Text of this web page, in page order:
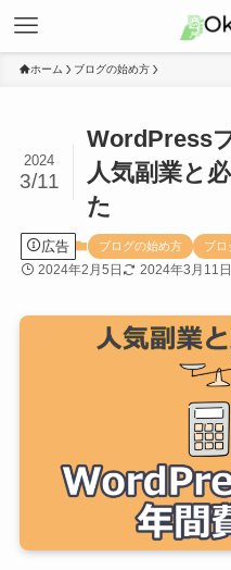
ホーム ブログの始め方
WordPress
人気副業と
た
2024
3/11
広告 ブログの始め方 ブロ
2024年2月5日 2024年3月11日